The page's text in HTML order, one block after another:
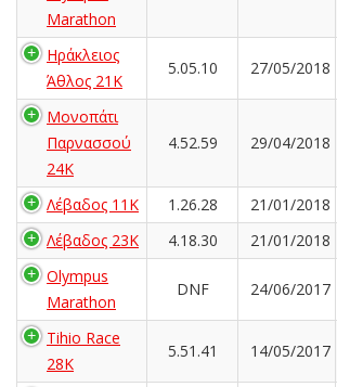
Marathon
Ηράκλειος
Άθλος 21K
5.05.10 27/05/2018
Μονοπάτι
Παρνασσού
24K
4.52.59 29/04/2018
Λέβαδος 11K 1.26.28 21/01/2018
Λέβαδος 23Κ
4.18.30 21/01/2018
Olympus
Marathon
DNF 24/06/2017
Tihio Race
28K
5.51.41 14/05/2017